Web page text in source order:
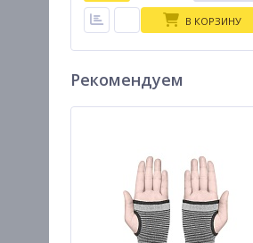
В КОРЗИНУ
Рекомендуем